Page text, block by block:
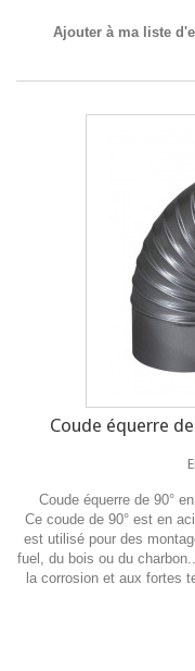
Ajouter à ma liste
Coude équerre
Coude équerre de 90°
Ce coude de 90° est en
est utilisé pour des
fuel, du bois ou du
la corrosion et aux fortes